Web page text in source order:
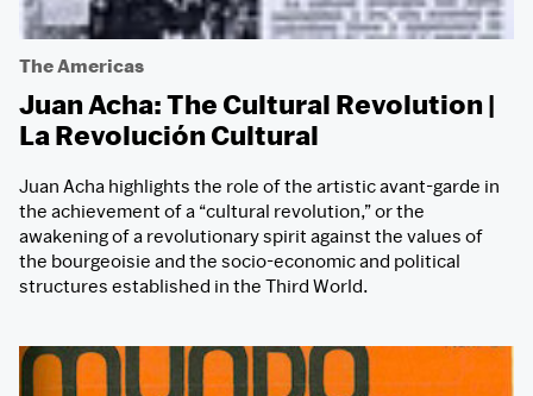
The Americas
Juan Acha: The Cultural Revolution |
La Revolución Cultural
Juan Acha highlights the role of the artistic avant-garde in
the achievement of a “cultural revolution,” or the
awakening of a revolutionary spirit against the values of
the bourgeoisie and the socio-economic and political
structures established in the Third World.